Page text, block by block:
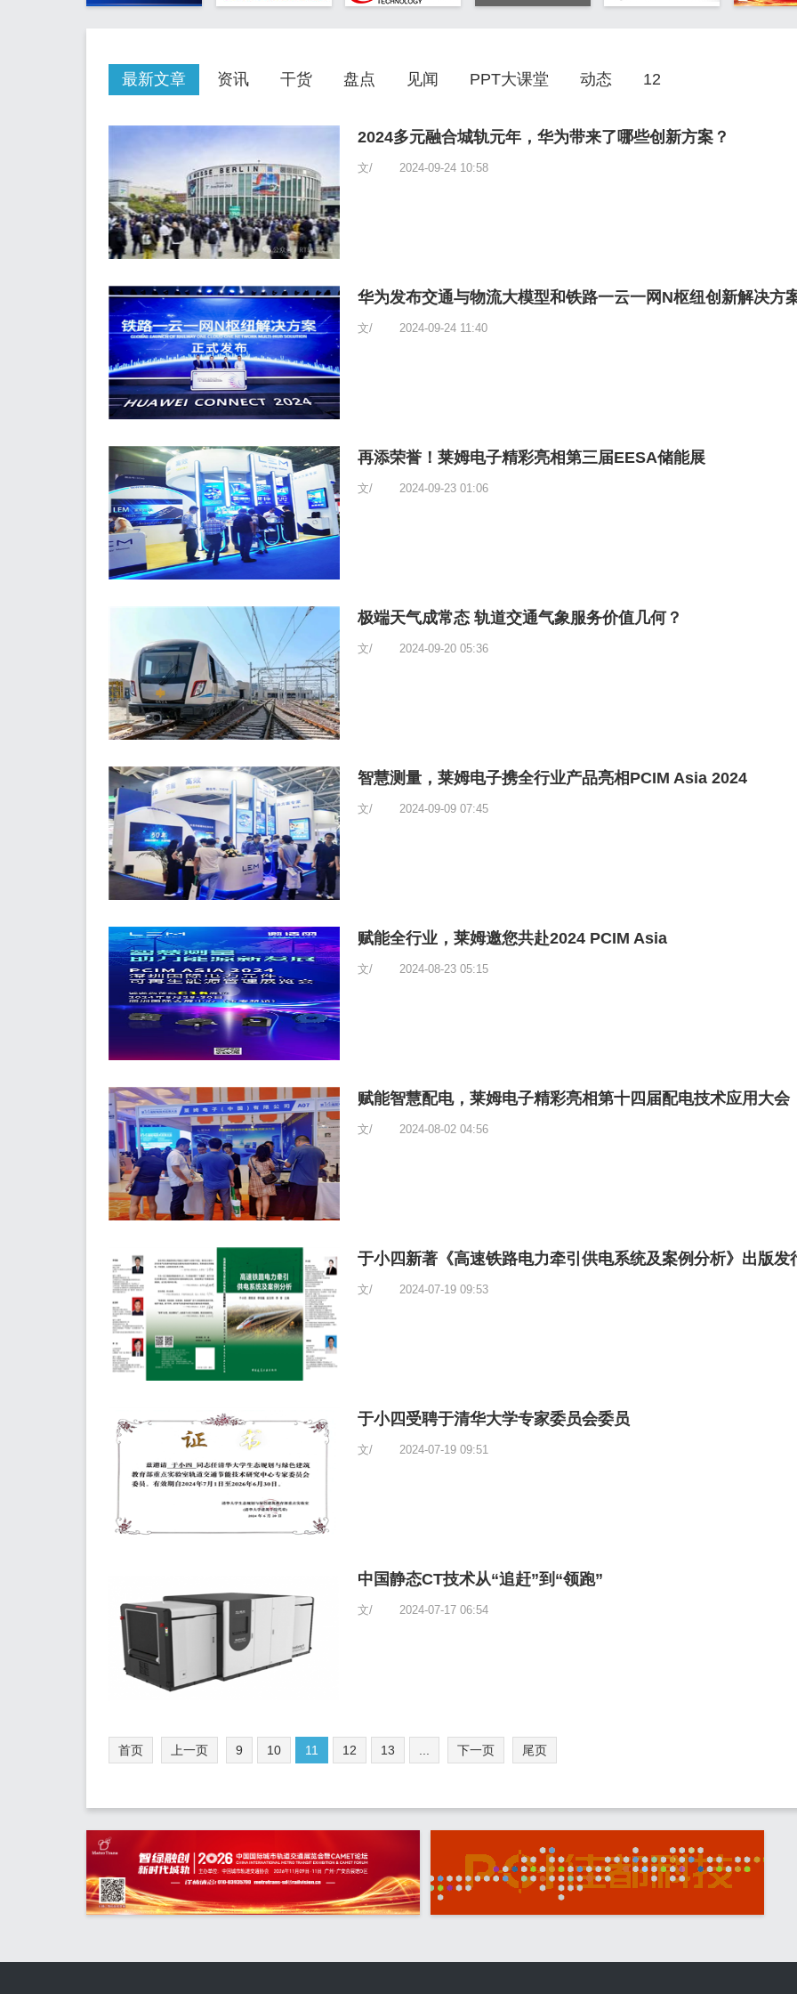
最新文章 资讯 干货 盘点 见闻 PPT大课堂 动态 12
2024多元融合城轨元年，华为带来了哪些创新方案？
文/ 2024-09-24 10:58
华为发布交通与物流大模型和铁路一云一网N枢纽创新解决方
文/ 2024-09-24 11:40
再添荣誉！莱姆电子精彩亮相第三届EESA储能展
文/ 2024-09-23 01:06
极端天气成常态 轨道交通气象服务价值几何？
文/ 2024-09-20 05:36
智慧测量，莱姆电子携全行业产品亮相PCIM Asia 2024
文/ 2024-09-09 07:45
赋能全行业，莱姆邀您共赴2024 PCIM Asia
文/ 2024-08-23 05:15
赋能智慧配电，莱姆电子精彩亮相第十四届配电技术应用大会
文/ 2024-08-02 04:56
于小四新著《高速铁路电力牵引供电系统及案例分析》出版发
文/ 2024-07-19 09:53
于小四受聘于清华大学专家委员会委员
文/ 2024-07-19 09:51
中国静态CT技术从“追赶”到“领跑”
文/ 2024-07-17 06:54
首页 上一页 9 10 11 12 13 下一页 尾页